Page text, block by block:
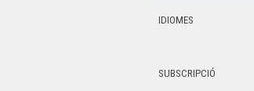
IDIOMES
SUBSCRIPCIÓ